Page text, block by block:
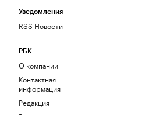
Уведомления
RSS Новости
РБК
О компании
Контактная
информация
Редакция